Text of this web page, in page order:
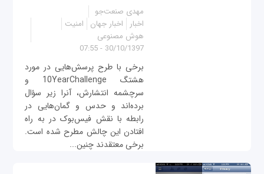
مهدی صنعت‌جو
اخبار
اخبار جهان
امنیت
هوش مصنوعی
30/10/1397 - 07:55
برخی با طرح پرسش‌هایی در مورد
هشتگ 10YearChallenge و
سرچشمه انتشارش، آنرا زیر سؤال
برده‌اند و حدس و گمان‌هایی در
رابطه با نقش فیس‌بوک در به راه
افتادن این چالش مطرح شده است.
برخی معتقدند چنین...